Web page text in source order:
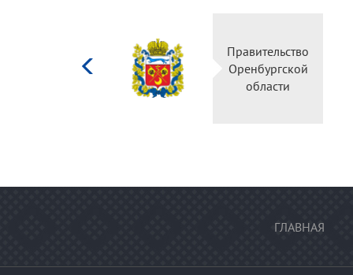
Правительство
Оренбургской
области
ГЛАВНАЯ